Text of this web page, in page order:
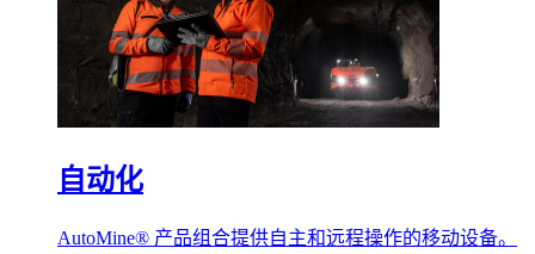
自动化
AutoMine® 产品组合提供自主和远程操作的移动设备。